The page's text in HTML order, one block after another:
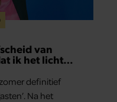
van
ik het licht
definitief
Na het